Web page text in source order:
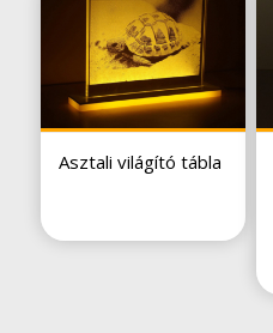
Asztali világító tábla